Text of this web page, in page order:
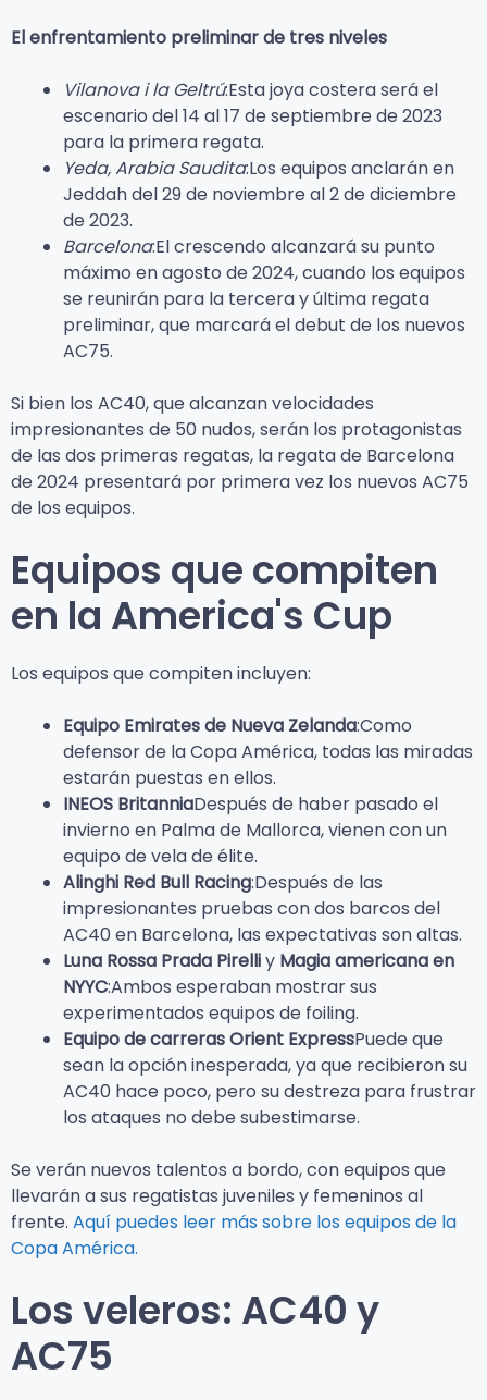
El enfrentamiento preliminar de tres niveles
Vilanova i la Geltrú:Esta joya costera será el
escenario del 14 al 17 de septiembre de 2023
para la primera regata.
Yeda, Arabia Saudita:Los equipos anclarán en
Jeddah del 29 de noviembre al 2 de diciembre
de 2023.
Barcelona:El crescendo alcanzará su punto
máximo en agosto de 2024, cuando los equipos
se reunirán para la tercera y última regata
preliminar, que marcará el debut de los nuevos
AC75.
Si bien los AC40, que alcanzan velocidades
impresionantes de 50 nudos, serán los protagonistas
de las dos primeras regatas, la regata de Barcelona
de 2024 presentará por primera vez los nuevos AC75
de los equipos.
Equipos que compiten
en la America's Cup
Los equipos que compiten incluyen:
Equipo Emirates de Nueva Zelanda:Como
defensor de la Copa América, todas las miradas
estarán puestas en ellos.
INEOS BritanniaDespués de haber pasado el
invierno en Palma de Mallorca, vienen con un
equipo de vela de élite.
Alinghi Red Bull Racing:Después de las
impresionantes pruebas con dos barcos del
AC40 en Barcelona, las expectativas son altas.
Luna Rossa Prada Pirelliy Magia americana en
NYYC:Ambos esperaban mostrar sus
experimentados equipos de foiling.
Equipo de carreras Orient ExpressPuede que
sean la opción inesperada, ya que recibieron su
AC40 hace poco, pero su destreza para frustrar
los ataques no debe subestimarse.
Se verán nuevos talentos a bordo, con equipos que
llevarán a sus regatistas juveniles y femeninos al
frente. Aquí puedes leer más sobre los equipos de la
Copa América.
Los veleros: AC40 y
AC75